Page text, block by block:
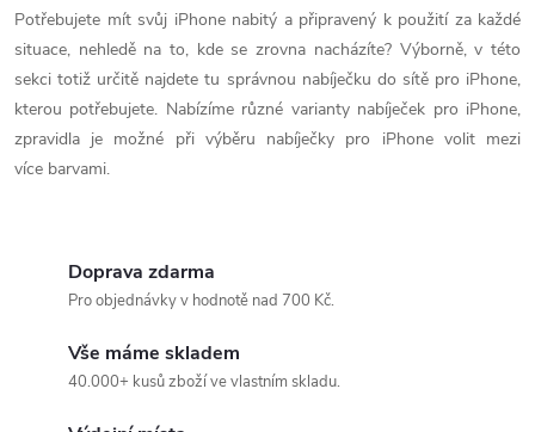
v
l
á
d
Potřebujete mít svůj iPhone nabitý a připravený k použití za každé
situace, nehledě na to, kde se zrovna nacházíte? Výborně, v této
sekci totiž určitě najdete tu správnou nabíječku do sítě pro iPhone,
kterou potřebujete. Nabízíme různé varianty nabíječek pro iPhone,
zpravidla je možné při výběru nabíječky pro iPhone volit mezi
více barvami.
Doprava zdarma
Pro objednávky v hodnotě nad 700 Kč.
Vše máme skladem
40.000+ kusů zboží ve vlastním skladu.